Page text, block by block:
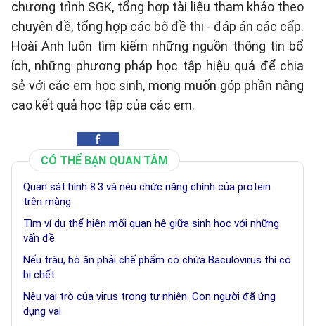
chương trình SGK, tổng hợp tài liệu tham khảo theo
chuyên đề, tổng hợp các bộ đề thi - đáp án các cấp.
Hoài Anh luôn tìm kiếm những nguồn thông tin bổ
ích, những phương pháp học tập hiệu quả để chia
sẻ với các em học sinh, mong muốn góp phần nâng
cao kết quả học tập của các em.
CÓ THỂ BẠN QUAN TÂM
Quan sát hình 8.3 và nêu chức năng chính của protein
trên màng
Tìm ví dụ thể hiện mối quan hệ giữa sinh học với những
vấn đề
Nếu trâu, bò ăn phải chế phẩm có chứa Baculovirus thì có
bị chết
Nêu vai trò của virus trong tự nhiên. Con người đã ứng
dụng vai